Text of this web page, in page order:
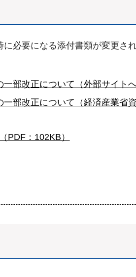
必要になる添付書類が変更され
部改正について（外部サイトへ
部改正について（経済産業省資
PDF：102KB）